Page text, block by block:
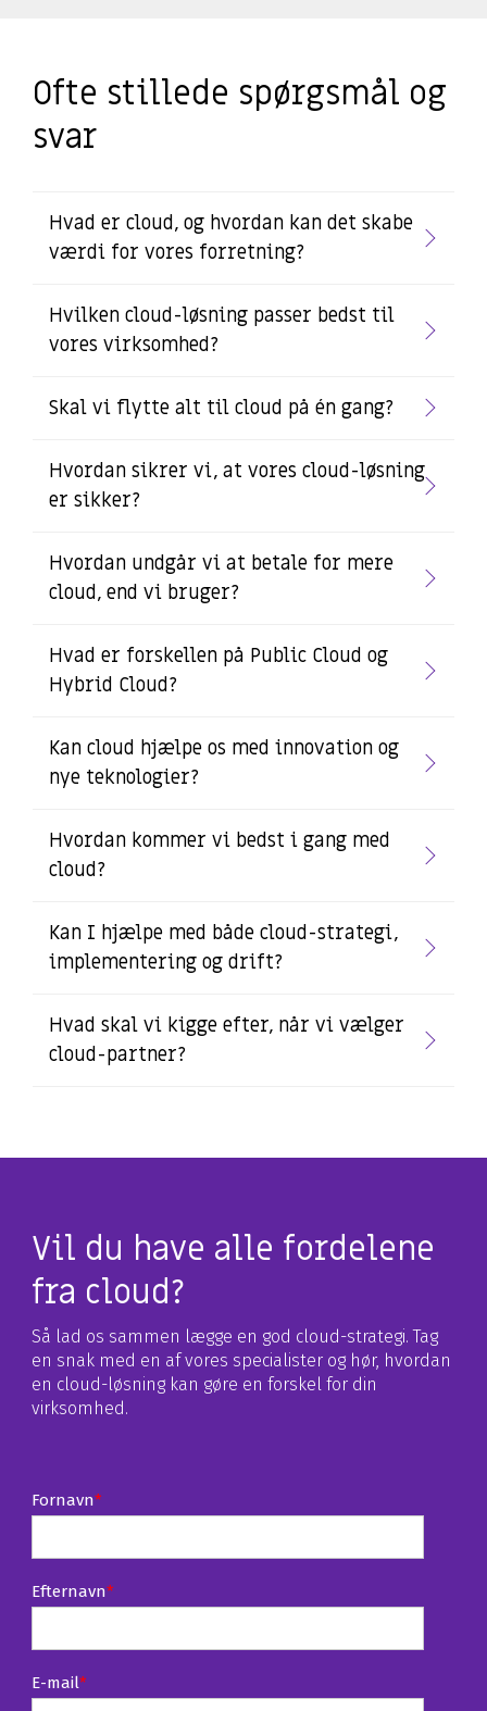
Ofte stillede spørgsmål og
svar
Hvad er cloud, og hvordan kan det skabe
værdi for vores forretning?
Hvilken cloud-løsning passer bedst til
vores virksomhed?
Skal vi flytte alt til cloud på én gang?
Hvordan sikrer vi, at vores cloud-løsning
er sikker?
Hvordan undgår vi at betale for mere
cloud, end vi bruger?
Hvad er forskellen på Public Cloud og
Hybrid Cloud?
Kan cloud hjælpe os med innovation og
nye teknologier?
Hvordan kommer vi bedst i gang med
cloud?
Kan I hjælpe med både cloud-strategi,
implementering og drift?
Hvad skal vi kigge efter, når vi vælger
cloud-partner?
Vil du have alle fordelene
fra cloud?
Så lad os sammen lægge en god cloud-strategi. Tag
en snak med en af vores specialister og hør, hvordan
en cloud-løsning kan gøre en forskel for din
virksomhed.
Fornavn*
Efternavn*
E-mail*